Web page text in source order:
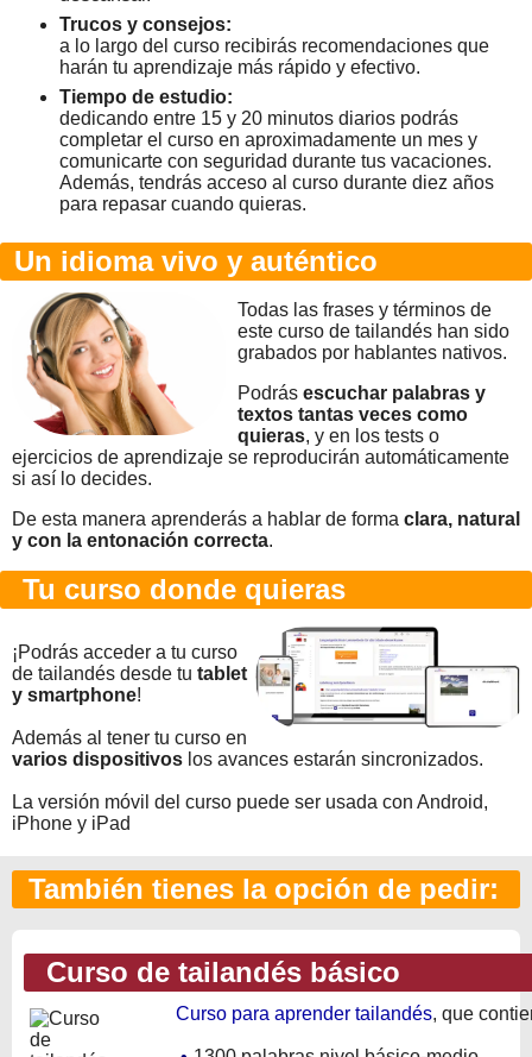
Trucos y consejos:
a lo largo del curso recibirás recomendaciones que
harán tu aprendizaje más rápido y efectivo.
Tiempo de estudio:
dedicando entre 15 y 20 minutos diarios podrás
completar el curso en aproximadamente un mes y
comunicarte con seguridad durante tus vacaciones.
Además, tendrás acceso al curso durante diez años
para repasar cuando quieras.
Un idioma vivo y auténtico
Todas las frases y términos de
este curso de tailandés han sido
grabados por hablantes nativos.
Podrás escuchar palabras y
textos tantas veces como
quieras, y en los tests o
ejercicios de aprendizaje se reproducirán automáticamente
si así lo decides.
De esta manera aprenderás a hablar de forma clara, natural
y con la entonación correcta.
Tu curso donde quieras
¡Podrás acceder a tu curso
de tailandés desde tu tablet
y smartphone!
Además al tener tu curso en
varios dispositivos los avances estarán sincronizados.
La versión móvil del curso puede ser usada con Android,
iPhone y iPad
También tienes la opción de pedir:
Curso de tailandés básico
Curso para aprender tailandés, que